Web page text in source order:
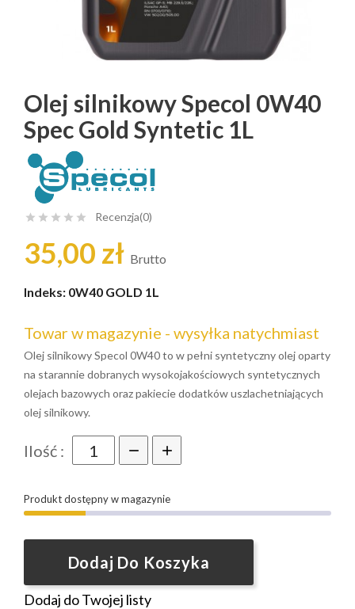
Olej silnikowy Specol 0W40
Spec Gold Syntetic 1L
     Recenzja(0)
35,00 zł Brutto
Indeks: 0W40 GOLD 1L
Towar w magazynie - wysyłka natychmiast
Olej silnikowy Specol 0W40 to w pełni syntetyczny olej oparty
na starannie dobranych wysokojakościowych syntetycznych
olejach bazowych oraz pakiecie dodatków uszlachetniających
olej silnikowy.
Ilość :
Produkt dostępny w magazynie
Dodaj Do Koszyka
Dodaj do Twojej listy